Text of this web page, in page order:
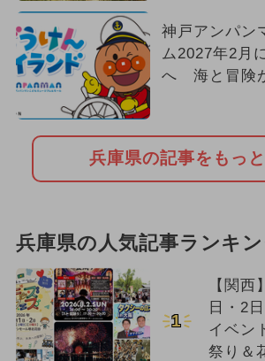
神戸アンパン
ム2027年2月
へ 海と冒険
兵庫県の記事をもっ
兵庫県の人気記事ランキ
1
【関西
日・2
イベン
祭り＆